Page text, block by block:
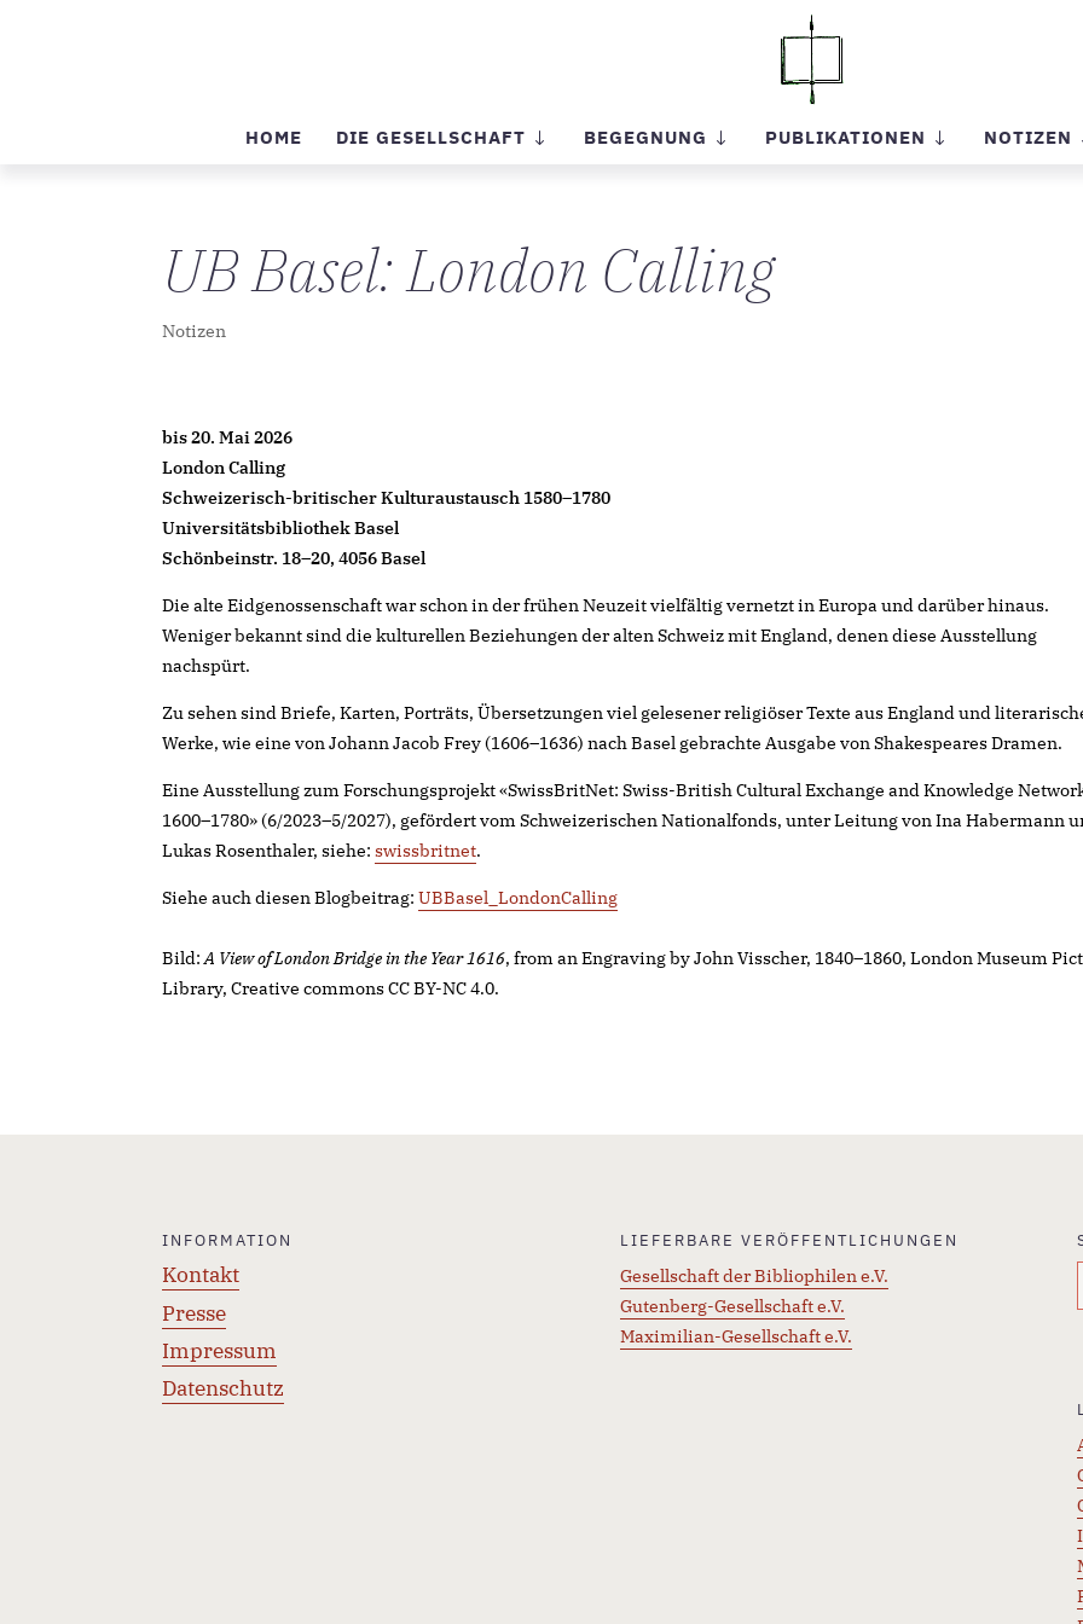
HOME DIE GESELLSCHAFT BEGEGNUNG PUBLIKATIONEN NOTIZEN
UB Basel: London Calling
Notizen
bis 20. Mai 2026
London Calling
Schweizerisch-britischer Kulturaustausch 1580–1780
Universitätsbibliothek Basel
Schönbeinstr. 18–20, 4056 Basel
Die alte Eidgenossenschaft war schon in der frühen Neuzeit vielfältig vernetzt in Europa und darüber hinaus.
Weniger bekannt sind die kulturellen Beziehungen der alten Schweiz mit England, denen diese Ausstellung
nachspürt.
Zu sehen sind Briefe, Karten, Porträts, Übersetzungen viel gelesener religiöser Texte aus England und
Werke, wie eine von Johann Jacob Frey (1606–1636) nach Basel gebrachte Ausgabe von Shakespeares Dramen.
Eine Ausstellung zum Forschungsprojekt «SwissBritNet: Swiss-British Cultural Exchange and Knowledge
1600–1780» (6/2023–5/2027), gefördert vom Schweizerischen Nationalfonds, unter Leitung von Ina Habermann
Lukas Rosenthaler, siehe:swissbritnet.
Siehe auch diesen Blogbeitrag:UBBasel_LondonCalling
Bild:A View of London Bridge in the Year 1616, from an Engraving by John Visscher, 1840–1860, London Museum
Library, Creative commons CC BY-NC 4.0.
INFORMATION
Kontakt
Presse
Impressum
Datenschutz
LIEFERBARE VERÖFFENTLICHUNGEN
Gesellschaft der Bibliophilen e.V.
Gutenberg-Gesellschaft e.V.
Maximilian-Gesellschaft e.V.